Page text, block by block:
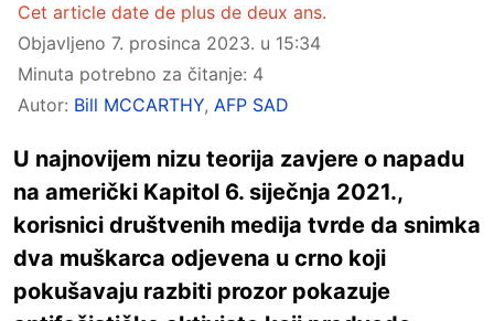
Cet article date de plus de deux ans.
Objavljeno 7. prosinca 2023. u 15:34
Minuta potrebno za čitanje: 4
Autor: Bill MCCARTHY, AFP SAD
U najnovijem nizu teorija zavjere o napadu
na američki Kapitol 6. siječnja 2021.,
korisnici društvenih medija tvrde da snimka
dva muškarca odjevena u crno koji
pokušavaju razbiti prozor pokazuje